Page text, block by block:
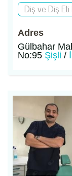
Diş ve Diş Eti
Adres
Gülbahar
No:95 Şişli /